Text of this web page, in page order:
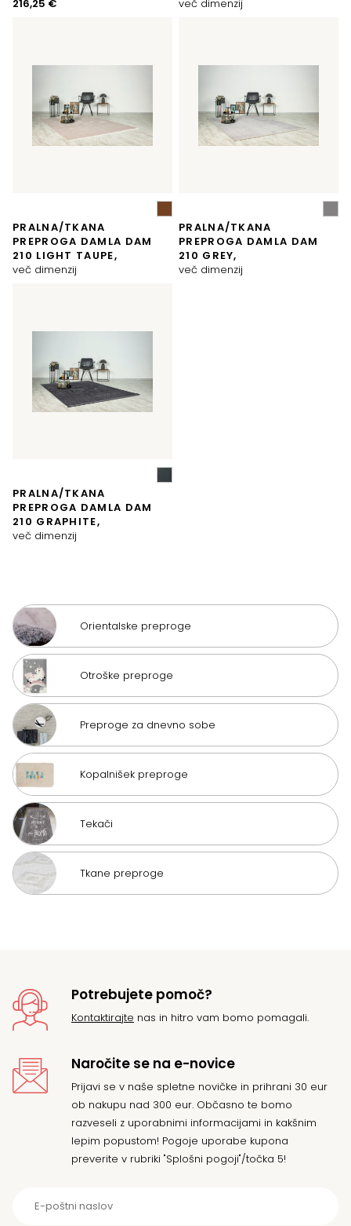
216,25 € več dimenzij
PRALNA/TKANA
PREPROGA DAMLA DAM
210 LIGHT TAUPE,
več dimenzij
PRALNA/TKANA
PREPROGA DAMLA DAM
210 GREY,
več dimenzij
PRALNA/TKANA
PREPROGA DAMLA DAM
210 GRAPHITE,
več dimenzij
Orientalske preproge
Otroške preproge
Preproge za dnevno sobe
Kopalnišek preproge
Tekači
Tkane preproge
Potrebujete pomoč?
Kontaktirajte nas in hitro vam bomo pomagali.
Naročite se na e-novice
Prijavi se v naše spletne novičke in prihrani 30 eur
ob nakupu nad 300 eur. Občasno te bomo
razveseli z uporabnimi informacijami in kakšnim
lepim popustom! Pogoje uporabe kupona
preverite v rubriki "Splošni pogoji"/točka 5!